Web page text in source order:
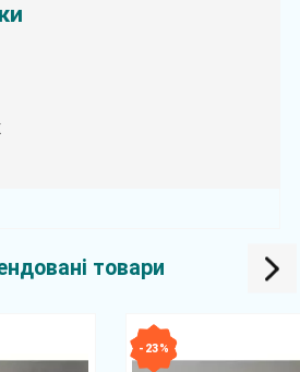
товари
- 23 %